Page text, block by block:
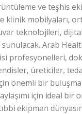
ve teşhis
klinik mobilyaları,
teknolojileri, dijital
Arab
profesyonelleri,
üreticiler,
önemli bir buluşma
için ideal bir
ekipman